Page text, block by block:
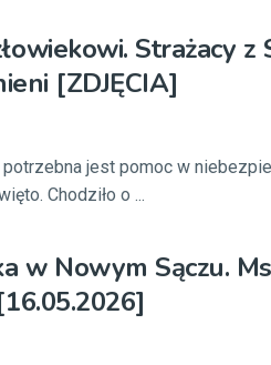
Strażacy z
[ZDJĘCIA]
jest pomoc w
Chodziło o ...
w Nowym Sączu.